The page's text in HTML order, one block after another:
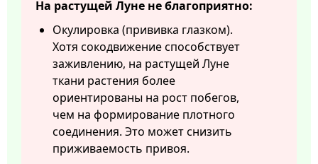
На растущей Луне не благоприятно:
Окулировка (прививка глазком).
Хотя сокодвижение способствует
заживлению, на растущей Луне
ткани растения более
ориентированы на рост побегов,
чем на формирование плотного
соединения. Это может снизить
приживаемость привоя.